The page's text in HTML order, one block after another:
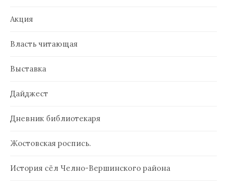
Акция
Власть читающая
Выставка
Дайджест
Дневник библиотекаря
Жостовская роспись.
История сёл Челно-Вершинского района